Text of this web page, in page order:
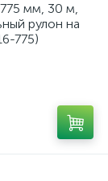
мм, 30 м,
рулон на
775)